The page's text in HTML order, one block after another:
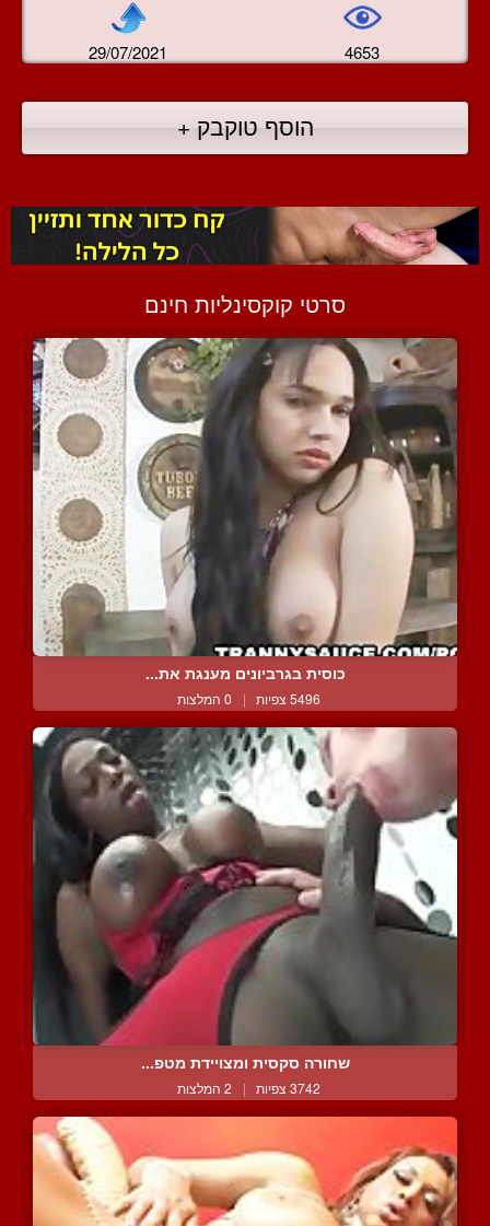
29/07/2021 4653
הוסף טוקבק +
סרטי קוקסינליות חינם
כוסית בגרביונים מענגת את...
5496 צפיות | 0 המלצות
שחורה סקסית ומצויידת מטפ...
3742 צפיות | 2 המלצות